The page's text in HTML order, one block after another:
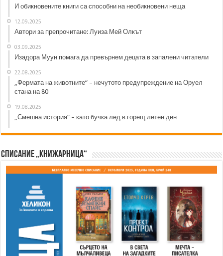
И обикновените книги са способни на необикновени неща
12.09.2025
Автори за препрочитане: Луиза Мей Олкът
03.09.2025
Изадора Муун помага да превърнем децата в запалени читатели
22.08.2025
„Фермата на животните“ – нечутото предупреждение на Оруел
стана на 80
19.08.2025
„Смешна история“ – като бучка лед в горещ летен ден
Списание „Книжарница“